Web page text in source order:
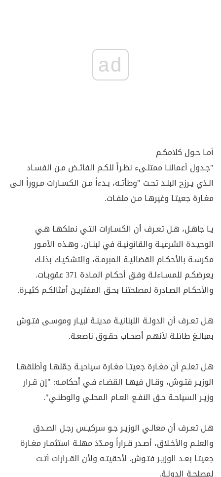
ad
أمـا حـول كلامكـم
"جـدول أعمالنـا ممتلـىء نظـراً للكـم الفائـض مـن الفسـاد
الـذي يـرزح البلـد تحـت "وطأتـه، بـدءاً مـن الكسـارات مـروراً الـى
مغـارة جعيتـا وغيرهـا مـن ملفـات.
يـا جاهـل، هـل تعـرف أن الكسـارات التـي نملكهـا هـي
الوحيـدة الشرعيـة والقانونيـة في لبنـان، وهـذه الأمـور
مكرسـة بالأحكـام القضائيـة المبرمـة، والتشكيـك بذلـك
يعرضكـم للمسـاءلـة وفـق أحكـام المـادة 371 عقوبـات.
والأحكـام الصـادرة لمصلحتنـا بحـق المفتريـن أمثالكـم كثيـرة.
هـل تعـرف أن الدولـة اللبنانيـة مدينـة لبيـار وموسـى فتـوش
بمبالـغ طائلـة لأنهـم أصحـاب حقـوق ناصعـة.
هـل تعلـم أن مغـارة جعيتـا مغـارة سياحيـة جمّلهـا وأطلقهـا
الوزيـر فتـوش، وقـال فيهـا القضـاء فـي أحكامـه: "إن قـرار
وزيـر السياحـة حـق النفـع العـام المحلـي والوطنـي".
هـل تعـرف أن معالـي الوزيـر جـو سركيـس رجـل الصـدق
والعلـم والأخـلاق، أصـدر قـراراً ومـدّدَ مهلـة استثمـار مغـارة
جعيتـا بعـد الوزيـر فتـوش. لأحقيتـه ولأن القـرارات أتـت
لمصلحـة الدولـة.